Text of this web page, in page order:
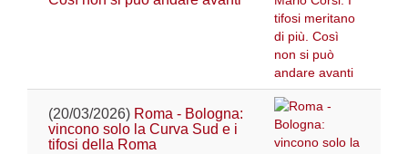
(20/03/2026) Roma - Bologna:
vincono solo la Curva Sud e i
tifosi della Roma